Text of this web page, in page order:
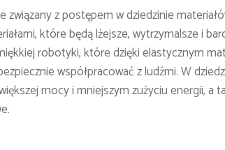
związany z postępem w dziedzinie
które będą lżejsze, wytrzymalsze i
robotyki, które dzięki elastycznym
współpracować z ludźmi. W
mocy i mniejszym zużyciu energii, a